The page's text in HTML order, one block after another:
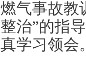
燃气事故教
整治”的指
真学习领会